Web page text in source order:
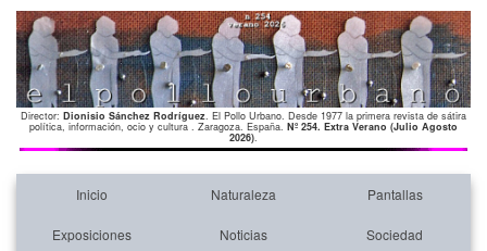
Director: Dionisio Sánchez Rodríguez. El Pollo Urbano. Desde 1977 la primera revista de sátira
política, información, ocio y cultura . Zaragoza. España. Nº 254. Extra Verano (Julio Agosto
2026).
Inicio Naturaleza Pantallas
Exposiciones Noticias Sociedad